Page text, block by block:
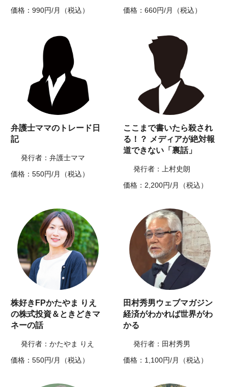
価格：990円/月（税込）
価格：660円/月（税込）
弁護士ママのトレード日
記
発行者：弁護士ママ
価格：550円/月（税込）
ここまで書いたら殺され
る！？ メディアが絶対報
道できない「裏話」
発行者：上村史朗
価格：2,200円/月（税込）
株好きFPかたやま りえ
の株式投資＆ときどきマ
ネーの話
発行者：かたやま りえ
価格：550円/月（税込）
田村秀男ウェブマガジン
経済がわかれば世界がわ
かる
発行者：田村秀男
価格：1,100円/月（税込）